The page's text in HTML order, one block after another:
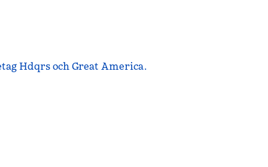
Hdqrs och Great America.